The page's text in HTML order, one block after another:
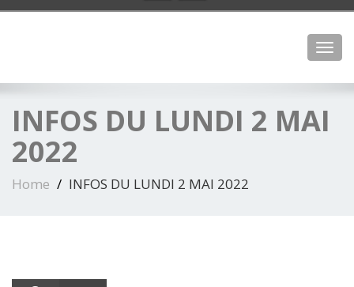
INFOS DU LUNDI 2 MAI
2022
Home INFOS DU LUNDI 2 MAI 2022